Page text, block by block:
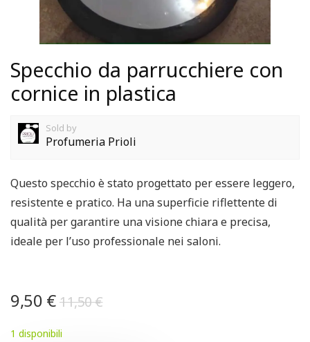
Specchio da parrucchiere con
cornice in plastica
Sold by
Profumeria Prioli
Questo specchio è stato progettato per essere leggero,
resistente e pratico. Ha una superficie riflettente di
qualità per garantire una visione chiara e precisa,
ideale per l’uso professionale nei saloni.
11,50€
9,50 €
1 disponibili